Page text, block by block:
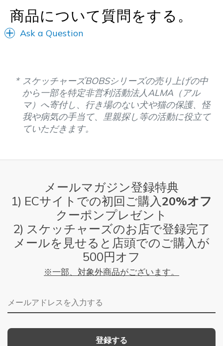
View On Shoes
Shoes are for Wearing
商品について質問をする。
Ask a Question
スケッチャーズBOBSシリーズの売り上げの中
から一部を特定非営利活動法人ALMA（アル
マ）へ寄付し、行き場のない犬や猫の保護、怪
我や病気の手当て、里親探し等の活動に役立て
ていただきます。
メールマガジン登録特典
1) ECサイトでの初回ご購入20%オフ
クーポンプレゼント
2) スケッチャーズのお店で登録完了
メールを見せると店頭でのご購入が
500円オフ
※一部、対象外商品がございます。
メールアドレス
登録する